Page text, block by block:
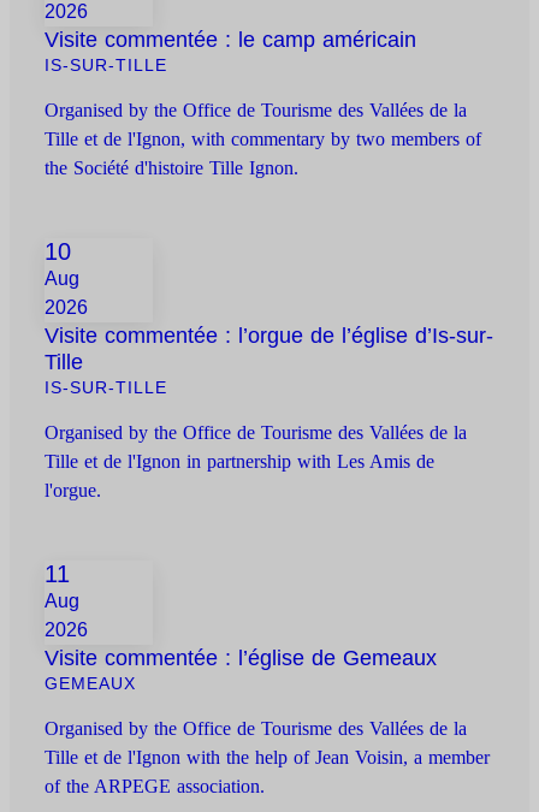
2026
Visite commentée : le camp américain
IS-SUR-TILLE
Organised by the Office de Tourisme des Vallées de la
Tille et de l'Ignon, with commentary by two members of
the Société d'histoire Tille Ignon.
10
Aug
2026
Visite commentée : l’orgue de l’église d’Is-sur-
Tille
IS-SUR-TILLE
Organised by the Office de Tourisme des Vallées de la
Tille et de l'Ignon in partnership with Les Amis de
l'orgue.
11
Aug
2026
Visite commentée : l’église de Gemeaux
GEMEAUX
Organised by the Office de Tourisme des Vallées de la
Tille et de l'Ignon with the help of Jean Voisin, a member
of the ARPEGE association.